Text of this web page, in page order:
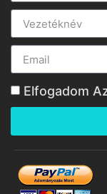
Elfogadom